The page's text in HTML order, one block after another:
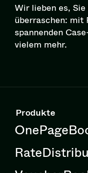
Wir lieben es,
überraschen: mit
spannenden
vielem mehr.
Produkte